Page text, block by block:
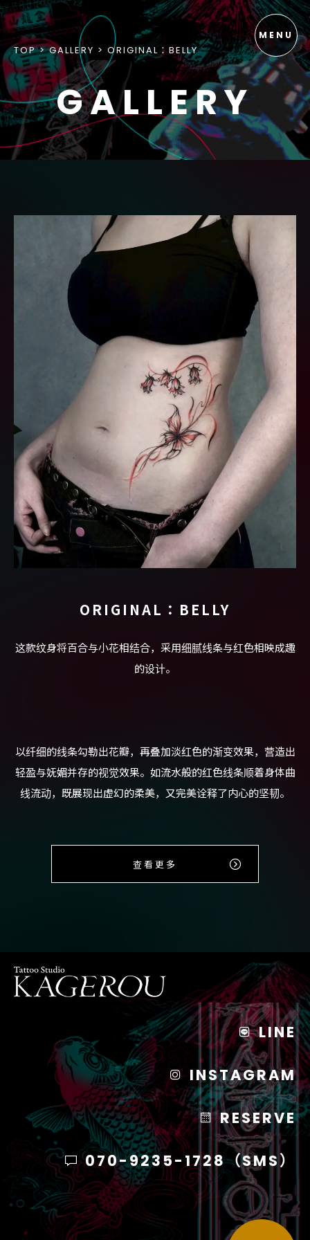
TOP GALLERY ORIGINAL：BELLY
GALLERY
ORIGINAL：BELLY
这款纹身将百合与小花相结合，采用细腻线条与红色相映成趣
的设计。
以纤细的线条勾勒出花瓣，再叠加淡红色的渐变效果，营造出
轻盈与妩媚并存的视觉效果。如流水般的红色线条顺着身体曲
线流动，既展现出虚幻的柔美，又完美诠释了内心的坚韧。
查看更多
LINE
INSTAGRAM
RESERVE
070-9235-1728（SMS）